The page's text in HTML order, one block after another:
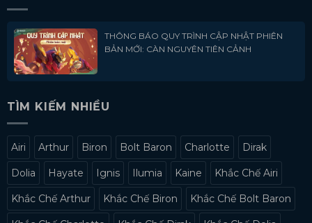
THÔNG BÁO QUY TRÌNH CẬP NHẬT PHIÊN
BẢN MỚI: CÀN NGUYÊN TIÊN CẢNH
TÌM KIẾM NHIỀU
Airi Arthur Biron Bolt Baron Charlotte Dirak
Dolia Hayate Ignis Ilumia Kaine Khắc Chế Airi
Khắc Chế Arthur Khắc Chế Biron Khắc Chế Bolt Baron